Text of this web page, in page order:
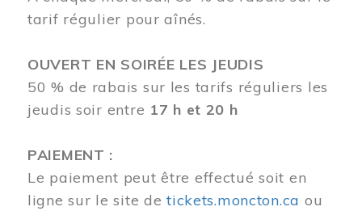
tarif régulier pour aînés.
OUVERT EN SOIRÉE LES JEUDIS
50 % de rabais sur les tarifs réguliers les
jeudis soir entre 17 h et 20 h
PAIEMENT :
Le paiement peut être effectué soit en
ligne sur le site detickets.moncton.ca ou